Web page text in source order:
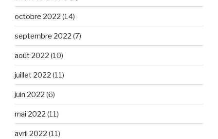
octobre 2022 (14)
septembre 2022 (7)
août 2022 (10)
juillet 2022 (11)
juin 2022 (6)
mai 2022 (11)
avril 2022 (11)